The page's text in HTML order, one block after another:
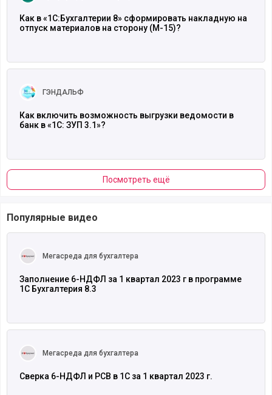
Как в «1С:Бухгалтерии 8» сформировать накладную на
отпуск материалов на сторону (М-15)?
ГЭНДАЛЬФ
Как включить возможность выгрузки ведомости в
банк в «1С: ЗУП 3.1»?
Посмотреть ещё
Популярные видео
Мегасреда для бухгалтера
Заполнение 6-НДФЛ за 1 квартал 2023 г в программе
1С Бухгалтерия 8.3
Мегасреда для бухгалтера
Сверка 6-НДФЛ и РСВ в 1С за 1 квартал 2023 г.